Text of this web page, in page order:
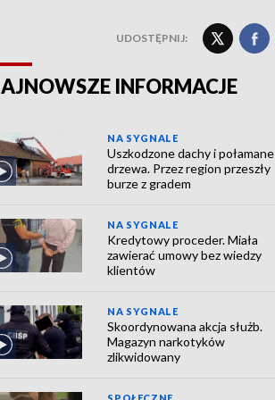
UDOSTĘPNIJ:
INFORMACJE
NA SYGNALE
Uszkodzone dachy i połamane
drzewa. Przez region przeszły
burze z gradem
NA SYGNALE
Kredytowy proceder. Miała
zawierać umowy bez wiedzy
klientów
NA SYGNALE
Skoordynowana akcja służb.
Magazyn narkotyków
zlikwidowany